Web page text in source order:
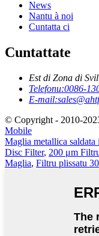
News
Nantu à noi
Cuntatta ci
Cuntattate
Est di Zona di
Telefonu:0086-
E-mail:
© Copyright - 2010-
Mobile
Maglia metallica
Disc Filter, 200 μm
Maglia, Filtru plissatu